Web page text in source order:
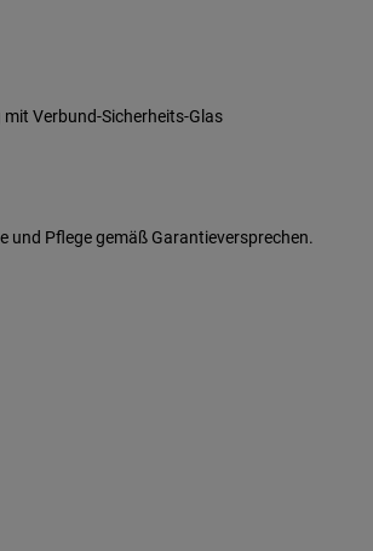
Verbund-Sicherheits-Glas
und Pflege gemäß Garantieversprechen.